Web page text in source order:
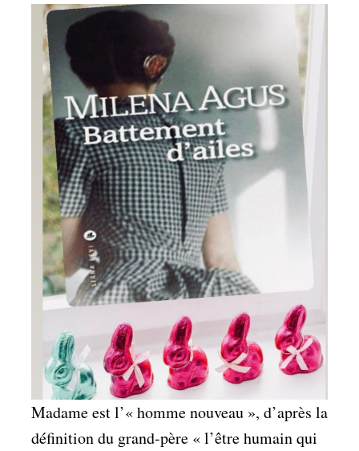
Madame est l’« homme nouveau », d’après la
définition du grand-père « l’être humain qui